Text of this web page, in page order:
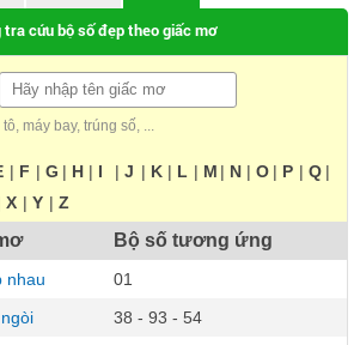
tra cứu bộ số đẹp theo giấc mơ
máy bay, trúng số, ...
| F | G | H | I | J | K | L | M | N | O | P | Q |
X | Y | Z
Bộ số tương ứng
nhau
01
38 - 93 - 54